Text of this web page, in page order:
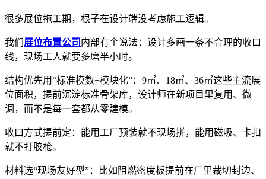
很多展位拖工期，根子在设计端没考虑施工逻辑。
我们 展位布置公司 内部有个说法：设计多画一条不合理的收口
线，现场工人就要多磨半小时。
结构优先用“标准模数+模块化”：9㎡、18㎡、36㎡这些主流展
位面积，提前沉淀标准骨架库，设计师在新项目里复用、微
调，而不是每一套都从零建模。
收口方式提前定：能用工厂预装就不现场拼，能用磁吸、卡扣
就不打胶枪。
材料选“现场友好型”：比如阻燃密度板提前在厂里裁切封边、